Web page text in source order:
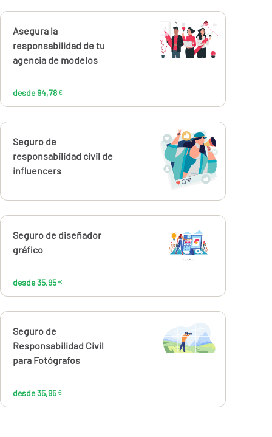
Calcúlalo ahora
Asegura la
responsabilidad de tu
agencia de modelos
desde 94,78 €
94,78 €
Calcúlalo ahora
Seguro de
responsabilidad civil de
influencers
Calcúlalo ahora
Seguro de diseñador
gráfico
desde 35,95 €
35,95€
Calcúlalo ahora
Seguro de
Responsabilidad Civil
para Fotógrafos
desde 35,95 €
35,95